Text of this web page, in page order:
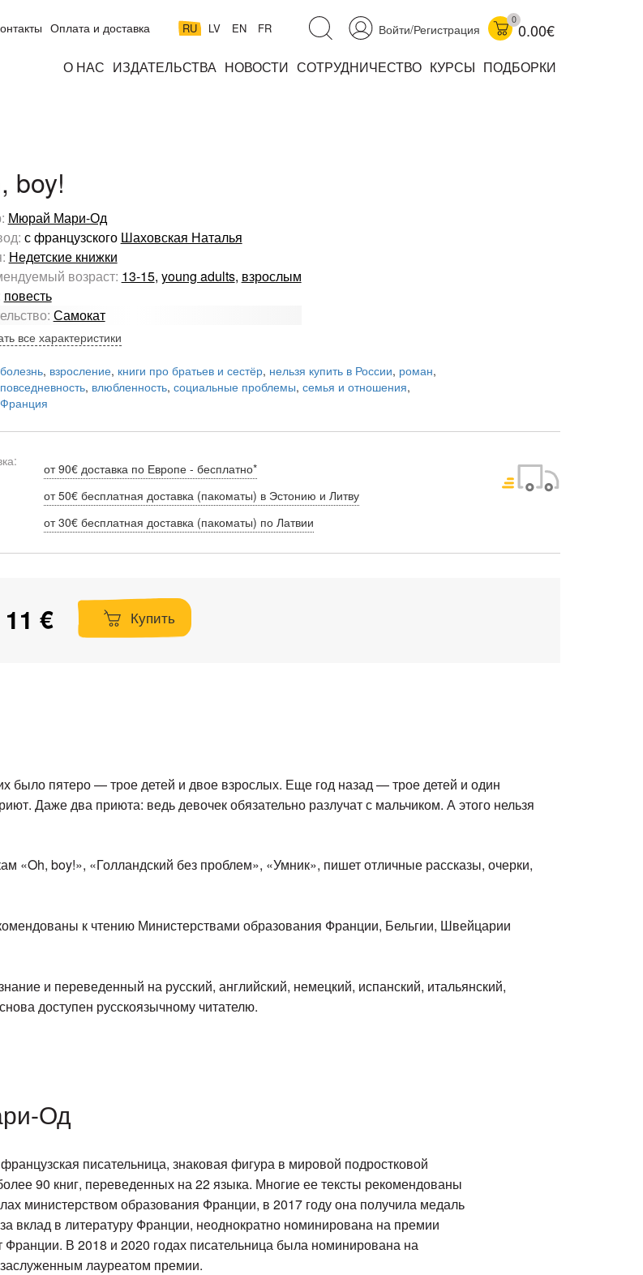
Войти/Регистрация
0
0.00€
RU LV EN FR
Оплата и доставка
О НАС ИЗДАТЕЛЬСТВА НОВОСТИ СОТРУДНИЧЕСТВО КУРСЫ ПОДБОРКИ
boy!
Мюрай Мари-Од
с французского Шаховская Наталья
Недетские книжки
возраст: 13-15, young adults, взрослым
повесть
Самокат
все характеристики
болезнь, взросление, книги про братьев и сестёр, нельзя купить в России, роман,
повседневность, влюбленность, социальные проблемы, семья и отношения,
Франция
от 90€ доставка по Европе - бесплатно*
от 50€ бесплатная доставка (пакоматы) в Эстонию и Литву
от 30€ бесплатная доставка (пакоматы) по Латвии
11 € Купить
было пятеро — трое детей и двое взрослых. Еще год назад — трое детей и один
Даже два приюта: ведь девочек обязательно разлучат с мальчиком. А этого нельзя
boy!», «Голландский без проблем», «Умник», пишет отличные рассказы, очерки,
к чтению Министерствами образования Франции, Бельгии, Швейцарии
и переведенный на русский, английский, немецкий, испанский, итальянский,
доступен русскоязычному читателю.
Од
писательница, знаковая фигура в мировой подростковой
90 книг, переведенных на 22 языка. Многие ее тексты рекомендованы
министерством образования Франции, в 2017 году она получила медаль
вклад в литературу Франции, неоднократно номинирована на премии
Франции. В 2018 и 2020 годах писательница была номинирована на
лауреатом премии.